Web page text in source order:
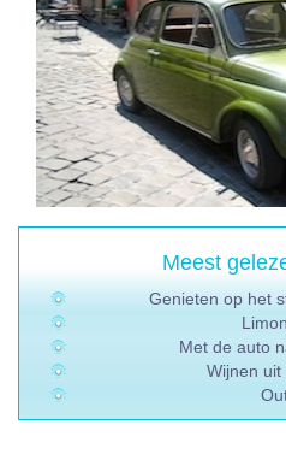
Meest
Genieten op het
Met de auto
Wijnen uit